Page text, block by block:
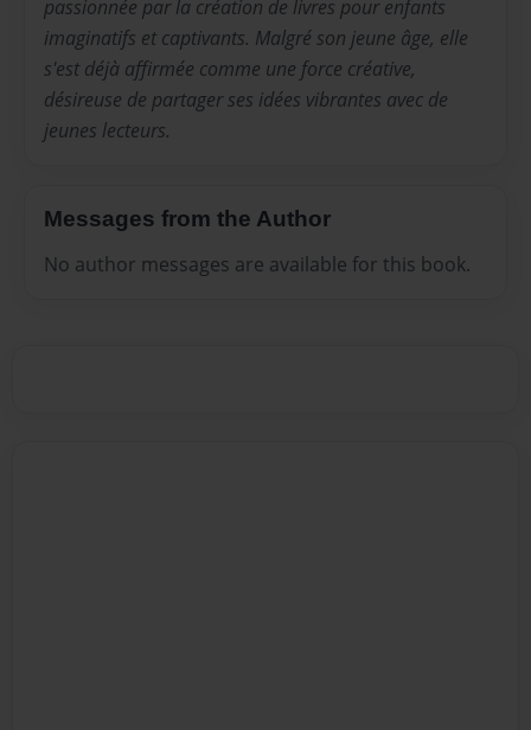
passionnée par la création de livres pour enfants
imaginatifs et captivants. Malgré son jeune âge, elle
s'est déjà affirmée comme une force créative,
désireuse de partager ses idées vibrantes avec de
jeunes lecteurs.
Messages from the Author
No author messages are available for this book.